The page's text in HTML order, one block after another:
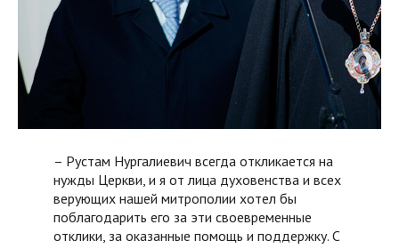
– Рустам Нургалиевич всегда откликается на
нужды Церкви, и я от лица духовенства и всех
верующих нашей митрополии хотел бы
поблагодарить его за эти своевременные
отклики, за оказанные помощь и поддержку. С